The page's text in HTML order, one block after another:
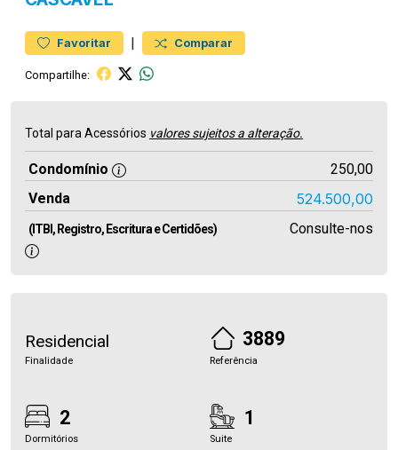
Favoritar | Comparar
Compartilhe:
Total para Acessórios valores sujeitos a alteração.
Condomínio
250,00
Venda
524.500,00
(ITBI, Registro, Escritura e Certidões) Consulte-nos
Residencial
Finalidade
3889
Referência
2
Dormitórios
1
Suite